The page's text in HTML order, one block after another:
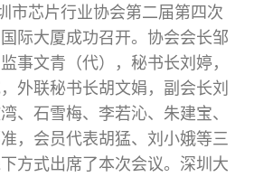
市芯片行业协会第二届第四次
际大厦成功召开。协会会长邹
事文青（代），秘书长刘婷，
外联秘书长胡文娟，副会长刘
、石雪梅、李若沁、朱建宝、
，会员代表胡猛、刘小娥等三
方式出席了本次会议。深圳大